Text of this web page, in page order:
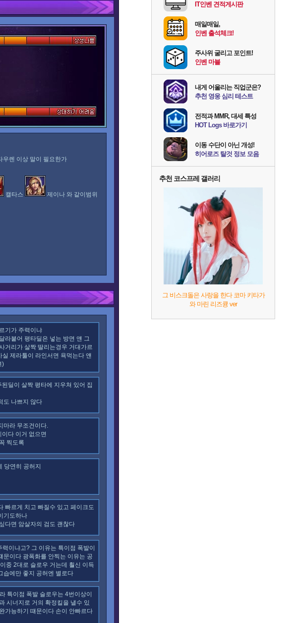
우렌 이상 말이 필요한가
캘타스 제이나 와 같이범위
기가 주력이냐
라붙어 평타딜은 넣는 방면 얜 그
거리가 살짝 딸리는경우 거대가르
실 제라툴이 라인서면 욕먹는다 얜
)
딜이 살짝 평타에 지우쳐 있어 집
도 나쁘지 않다
마라 무조건이다.
다 이거 없으면
찍도록
당연히 공허지
빠르게 치고 빠질수 있고 페이크도
기도하나
다면 암살자의 검도 괜찮다
이냐고? 그 이유는 특이점 폭발이
문이다 광폭화를 안찍는 이유는 공
중 2대로 슬로우 거는데 훨신 이득
습에만 좋지 공허엔 별로다
특이점 폭발 슬로우는 4번이상이
시너지로 거의 확정킬을 낼수 있
가능하기 떄문이다 손이 안빠르다
IT인벤 견적게시판
매일매일,
인벤 출석체크!
주사위 굴리고 포인트!
인벤 마블
내게 어울리는 직업군은?
추천 영웅 심리 테스트
전적과 MMR, 대세 특성
HOT Logs 바로가기
이동 수단이 아닌 개성!
히어로즈 탈것 정보 모음
추천 코스프레 갤러리
그 비스크돌은 사랑을 한다 코마 키타가
와 마린 리즈큥 ver